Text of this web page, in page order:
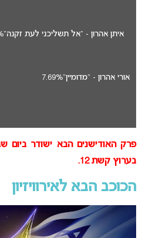
איתן אהרון - "אל תשליכני לעת זקנה"
אורי אהרון - "מדומיין"7.69%
בערוץ קשת 12.
הכוכב הבא לאירוויזיון